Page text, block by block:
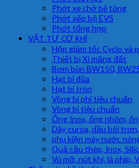
Phớt xe chở bê tông
Phớt xếp bộ EVS
Phớt tổng hợp
VẬT TƯ CƠ KHÍ
Hộp giảm tốc Cyclo và
Thiết bị Xi măng đất
Bơm bùn BW150,
Hạt bi đũa
Hạt bi tròn
Vòng bi phi tiêu chuẩn
Vòng bi tiêu chuẩn
Ống Inox, ống nhôm,
Dây curoa, dầu bôi
phụ kiện máy nước
Quả cầu thép, Inox,
Vú mỡ, nút khí, lá phíp,